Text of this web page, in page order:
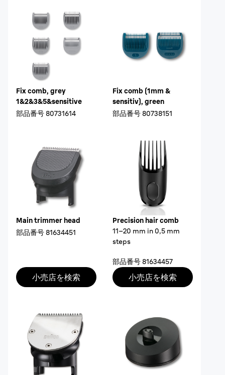
Fix comb, grey
1&2&3&5&sensitive
部品番号80731614
Fix comb (1mm &
sensitiv), green
部品番号80738151
Main trimmer head
部品番号81634451
小売店を検索
Precision hair comb
11–20 mm in 0,5 mm
steps
部品番号81634457
小売店を検索